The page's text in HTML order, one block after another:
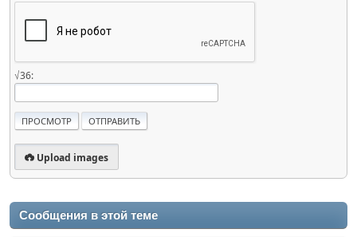
√36:
Upload images
Сообщения в этой теме